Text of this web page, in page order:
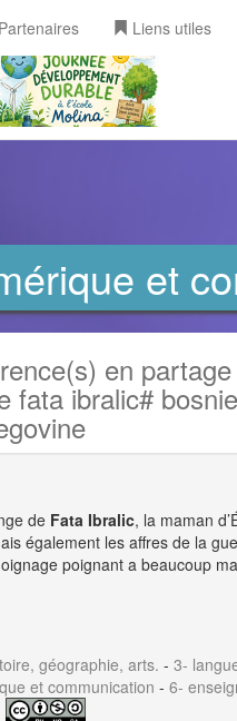
Partenaires Liens utiles
il ne faut pas tuer les
et
en partage
fata ibralic#
de Fata Ibralic, la maman
également les affres de la
poignant a beaucoup
géographie, arts. -3-
et communication -6-